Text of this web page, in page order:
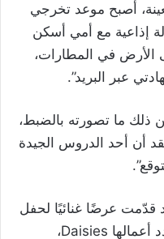
أصبح موعد تخرجي
إذاعية مع أمي أسكن
الأرض في المطارات،
عبر البريد”.
ذلك ما تصورته بالضبط،
أن أحد الدروس الجيدة
قدّمت عرضًا غنائيًا لحفل
Dear Class of 2020، فغنّت أجدد أعمالها Daisies،